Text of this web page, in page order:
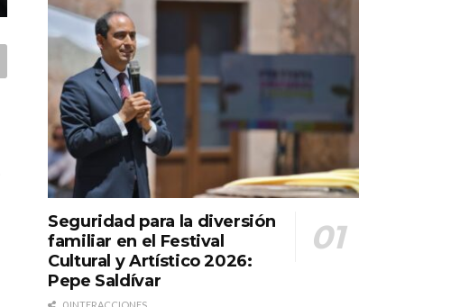
Seguridad para la diversión
familiar en el Festival
Cultural y Artístico 2026:
Pepe Saldívar
0 INTERACCIONES